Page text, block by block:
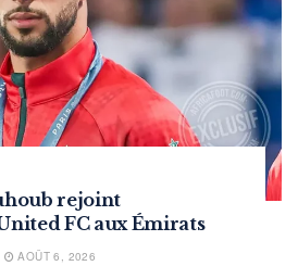
rejoint
FC aux Émirats
AOÛT 6, 2026